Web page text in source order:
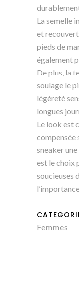
La semelle
et
pieds de
également
De plus, la
soulage le
légèreté
longues
Le look est
compensée
sneaker
est le choix
soucieuses
Femmes